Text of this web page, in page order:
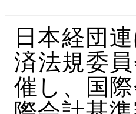
日本経団
済法規委
催し、国